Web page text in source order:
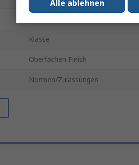
Klasse
Oberfächen Finish
Normen/Zulassungen
Alle ablehnen